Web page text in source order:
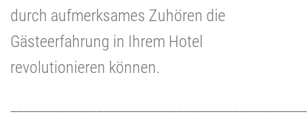
durch aufmerksames Zuhören die
Gästeerfahrung in Ihrem Hotel
revolutionieren können.